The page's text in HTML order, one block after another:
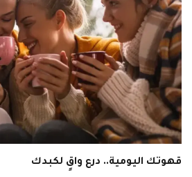
قهوتك اليومية.. درع واقٍ لكبدك